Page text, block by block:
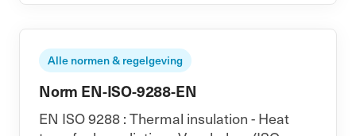
Alle normen & regelgeving
Norm EN-ISO-9288-EN
EN ISO 9288 : Thermal insulation - Heat